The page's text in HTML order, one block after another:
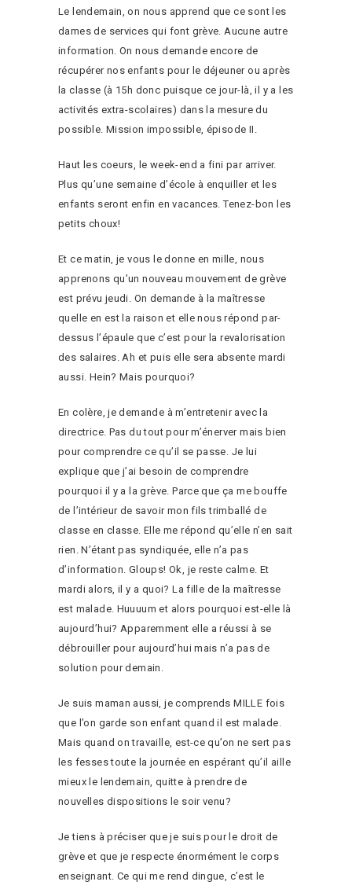
Le lendemain, on nous apprend que ce sont les
dames de services qui font grève. Aucune autre
information. On nous demande encore de
récupérer nos enfants pour le déjeuner ou après
la classe (à 15h donc puisque ce jour-là, il y a les
activités extra-scolaires) dans la mesure du
possible. Mission impossible, épisode II.
Haut les coeurs, le week-end a fini par arriver.
Plus qu’une semaine d’école à enquiller et les
enfants seront enfin en vacances. Tenez-bon les
petits choux!
Et ce matin, je vous le donne en mille, nous
apprenons qu’un nouveau mouvement de grève
est prévu jeudi. On demande à la maîtresse
quelle en est la raison et elle nous répond par-
dessus l’épaule que c’est pour la revalorisation
des salaires. Ah et puis elle sera absente mardi
aussi. Hein? Mais pourquoi?
En colère, je demande à m’entretenir avec la
directrice. Pas du tout pour m’énerver mais bien
pour comprendre ce qu’il se passe. Je lui
explique que j’ai besoin de comprendre
pourquoi il y a la grève. Parce que ça me bouffe
de l’intérieur de savoir mon fils trimballé de
classe en classe. Elle me répond qu’elle n’en sait
rien. N’étant pas syndiquée, elle n’a pas
d’information. Gloups! Ok, je reste calme. Et
mardi alors, il y a quoi? La fille de la maîtresse
est malade. Huuuum et alors pourquoi est-elle là
aujourd’hui? Apparemment elle a réussi à se
débrouiller pour aujourd’hui mais n’a pas de
solution pour demain.
Je suis maman aussi, je comprends MILLE fois
que l’on garde son enfant quand il est malade.
Mais quand on travaille, est-ce qu’on ne sert pas
les fesses toute la journée en espérant qu’il aille
mieux le lendemain, quitte à prendre de
nouvelles dispositions le soir venu?
Je tiens à préciser que je suis pour le droit de
grève et que je respecte énormément le corps
enseignant. Ce qui me rend dingue, c’est le